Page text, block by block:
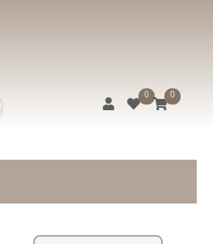
0 0